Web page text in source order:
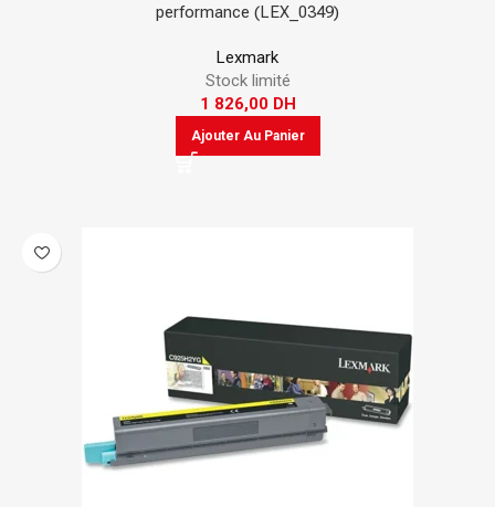
performance (LEX_0349)
Lexmark
Stock limité
1 826,00 DH
Ajouter Au Panier